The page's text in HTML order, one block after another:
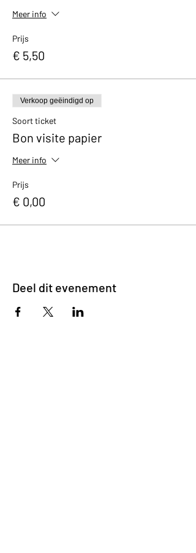
Meer info
Prijs
€ 5,50
Verkoop geëindigd op
Soort ticket
Bon visite papier
Meer info
Prijs
€ 0,00
Deel dit evenement